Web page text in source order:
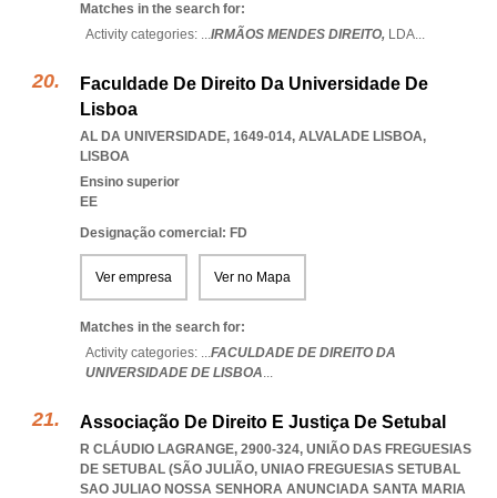
Matches in the search for:
Activity categories: ...IRMÃOS MENDES DIREITO, LDA...
Faculdade De Direito Da Universidade De
Lisboa
AL DA UNIVERSIDADE, 1649-014, ALVALADE LISBOA,
LISBOA
Ensino superior
EE
Designação comercial: FD
Ver empresa Ver no Mapa
Matches in the search for:
Activity categories: ...FACULDADE DE DIREITO DA
UNIVERSIDADE DE LISBOA...
Associação De Direito E Justiça De Setubal
R CLÁUDIO LAGRANGE, 2900-324, UNIÃO DAS FREGUESIAS
DE SETUBAL (SÃO JULIÃO, UNIAO FREGUESIAS SETUBAL
SAO JULIAO NOSSA SENHORA ANUNCIADA SANTA MARIA